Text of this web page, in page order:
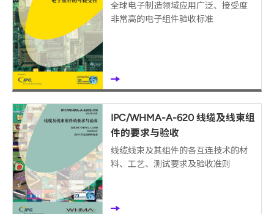
全球电子制造领域应用广泛、接受度
非常高的电子组件验收标准
IPC/WHMA-A-620 线缆及线束组
件的要求与验收
线缆线束及其组件的各互连技术的材
料、工艺、测试要求及验收准则